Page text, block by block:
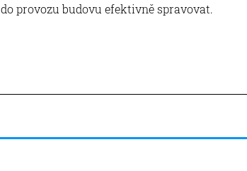
provozu budovu efektivně spravovat.